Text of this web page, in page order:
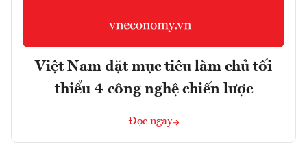
Việt Nam đặt mục tiêu làm chủ tối
thiểu 4 công nghệ chiến lược
Đọc ngay